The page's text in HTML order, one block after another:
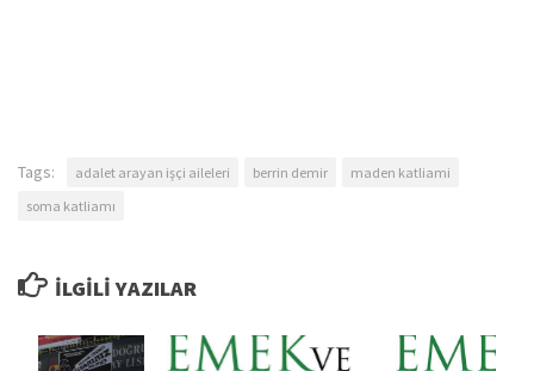
Tags: adalet arayan işçi aileleri berrin demir
maden katliami
soma katliamı
İLGILI YAZILAR